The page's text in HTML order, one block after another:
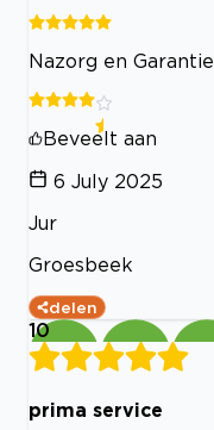
Nazorg en Garantie
Beveelt aan
6 July 2025
Jur
Groesbeek
delen
10
prima service